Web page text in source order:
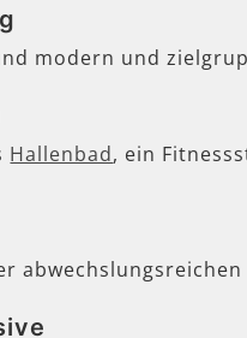
modern und
Hallenbad, ein